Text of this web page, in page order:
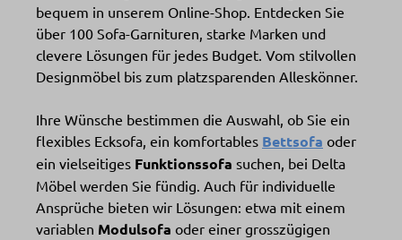
bequem in unserem Online-Shop. Entdecken Sie
über 100 Sofa-Garnituren, starke Marken und
clevere Lösungen für jedes Budget. Vom stilvollen
Designmöbel bis zum platzsparenden Alleskönner.
Ihre Wünsche bestimmen die Auswahl, ob Sie ein
flexibles Ecksofa, ein komfortables Bettsofa oder
ein vielseitiges Funktionssofa suchen, bei Delta
Möbel werden Sie fündig. Auch für individuelle
Ansprüche bieten wir Lösungen: etwa mit einem
variablen Modulsofa oder einer grosszügigen